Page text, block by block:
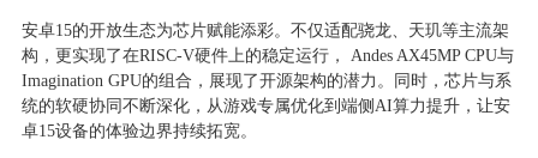
安卓15的开放生态为芯片赋能添彩。不仅适配骁龙、天玑等主流架
构，更实现了在RISC-V硬件上的稳定运行， Andes AX45MP CPU与
Imagination GPU的组合，展现了开源架构的潜力。同时，芯片与系
统的软硬协同不断深化，从游戏专属优化到端侧AI算力提升，让安
卓15设备的体验边界持续拓宽。